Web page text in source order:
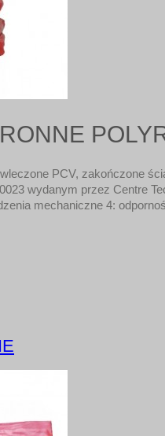
PCV, zakończone
wydanym przez Centre
mechaniczne 4: